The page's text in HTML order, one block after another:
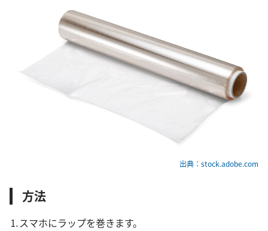
出典：stock.adobe.com
方法
⒈スマホにラップを巻きます。